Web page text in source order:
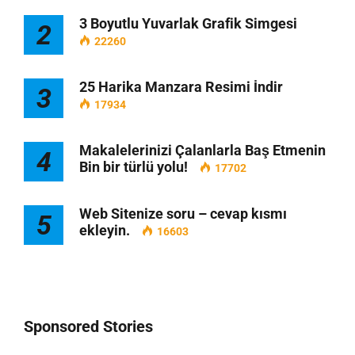
2 3 Boyutlu Yuvarlak Grafik Simgesi
22260
3 25 Harika Manzara Resimi İndir
17934
4
Makalelerinizi Çalanlarla Baş Etmenin
Bin bir türlü yolu!
17702
5
Web Sitenize soru – cevap kısmı
ekleyin.
16603
Sponsored Stories